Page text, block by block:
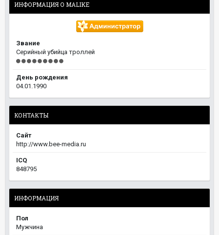
ИНФОРМАЦИЯ О MALIKE
Звание
Серийный убийца троллей
День рождения
04.01.1990
КОНТАКТЫ
Сайт
http://www.bee-media.ru
ICQ
848795
ИНФОРМАЦИЯ
Пол
Мужчина